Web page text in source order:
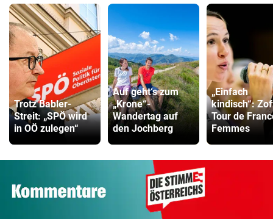
Trotz Babler-
Streit: „SPÖ wird
in OÖ zulegen“
Auf geht‘s zum
„Krone“-
Wandertag auf
den Jochberg
„Einfach
kindisch“:
Tour de
Femmes